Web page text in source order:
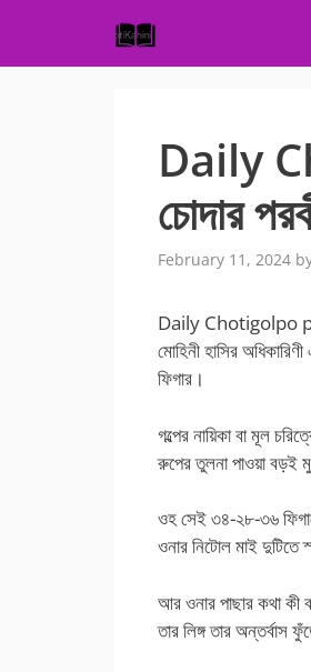
content
Daily
চোদার
February 11, 2024
Daily Chotigolpo
মোহিনী হাসির
ফিগার।
গল্পের নায়িকা বা মূল
রুপের তুলনা পাওয়া বড়ই
ওহ সেই ৩৪-২৮-৩৬
ওনার নিটোল মাই
আর ওনার পাছার কথা কী
তার লিঙ্গ তার অন্তর্বাস